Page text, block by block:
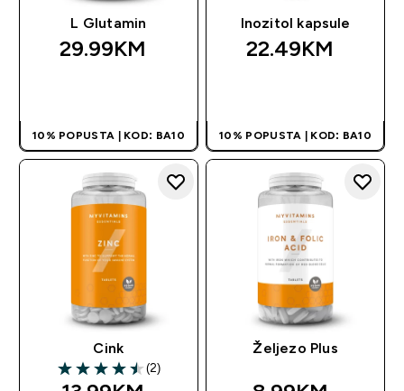
L Glutamin
29.99KM‎
10% POPUSTA | KOD: BA10
Inozitol kapsule
22.49KM‎
10% POPUSTA | KOD: BA10
Cink
4.5 out of 5 stars
(2)
Željezo Plus